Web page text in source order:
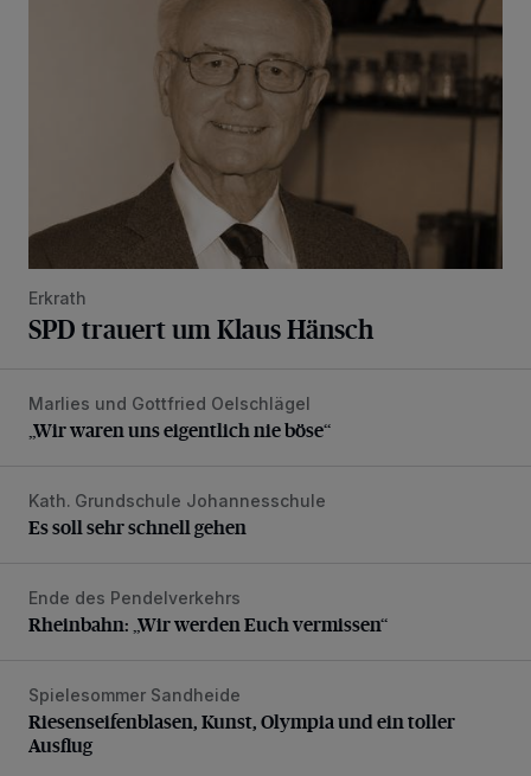
Erkrath
SPD trauert um Klaus Hänsch
„Wir waren uns eigentlich nie böse“
Marlies und Gottfried Oelschlägel
„Wir waren uns eigentlich nie böse“
Es soll sehr schnell gehen
Kath. Grundschule Johannesschule
Es soll sehr schnell gehen
Rheinbahn: „Wir werden Euch vermissen“
Ende des Pendelverkehrs
Rheinbahn: „Wir werden Euch vermissen“
Riesenseifenblasen, Kunst, Olympia und ein toller Ausflug
Spielesommer Sandheide
Riesenseifenblasen, Kunst, Olympia und ein toller
Ausflug